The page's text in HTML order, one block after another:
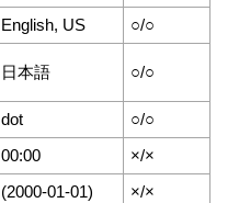
English, US ○/○
日本語 ○/○
dot ○/○
00:00 ×/×
(2000-01-01) ×/×